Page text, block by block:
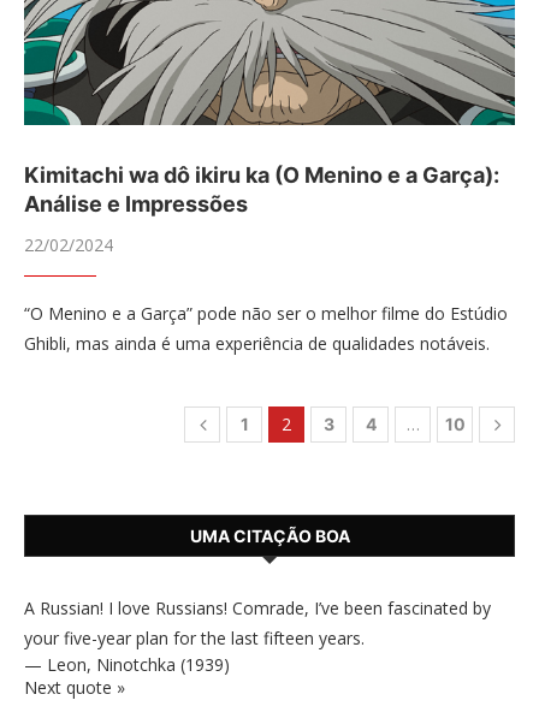
Kimitachi wa dô ikiru ka (O Menino e a Garça):
Análise e Impressões
22/02/2024
“O Menino e a Garça” pode não ser o melhor filme do Estúdio
Ghibli, mas ainda é uma experiência de qualidades notáveis.
1 2 3 4 … 10
UMA CITAÇÃO BOA
A Russian! I love Russians! Comrade, I’ve been fascinated by
your five-year plan for the last fifteen years.
— Leon, Ninotchka (1939)
Next quote »